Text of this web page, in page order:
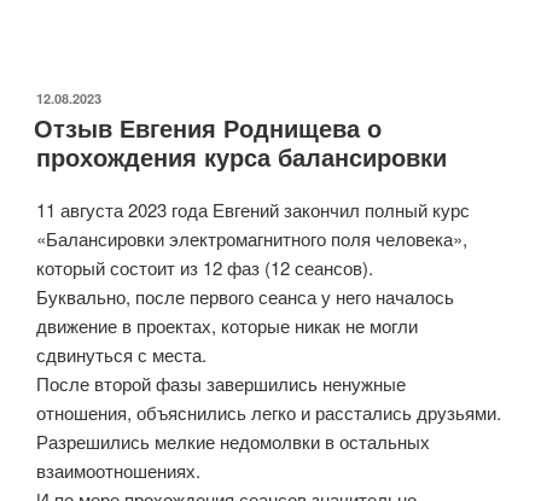
ОПУБЛИКОВАНО
12.08.2023
Отзыв Евгения Роднищева о
прохождения курса балансировки
11 августа 2023 года Евгений закончил полный курс
«Балансировки электромагнитного поля человека»,
который состоит из 12 фаз (12 сеансов).
Буквально, после первого сеанса у него началось
движение в проектах, которые никак не могли
сдвинуться с места.
После второй фазы завершились ненужные
отношения, объяснились легко и расстались друзьями.
Разрешились мелкие недомолвки в остальных
взаимоотношениях.